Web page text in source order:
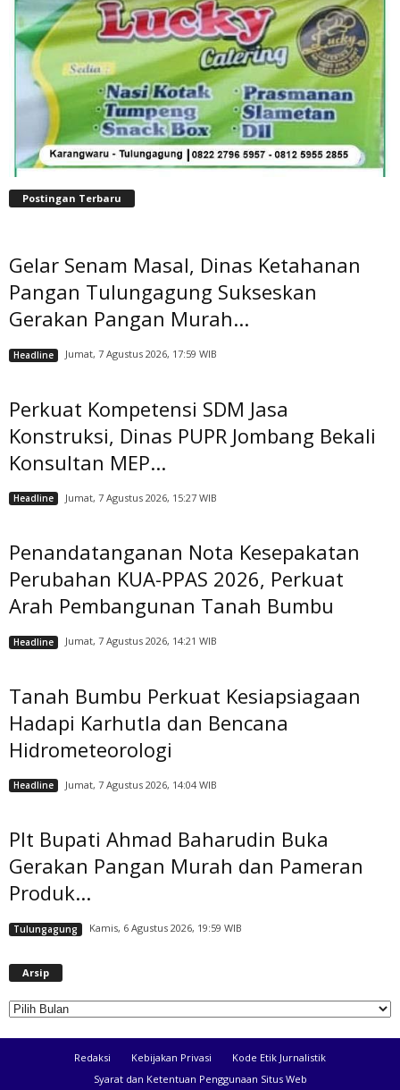
Postingan Terbaru
Gelar Senam Masal, Dinas Ketahanan
Pangan Tulungagung Sukseskan
Gerakan Pangan Murah...
Headline Jumat, 7 Agustus 2026, 17:59 WIB
Perkuat Kompetensi SDM Jasa
Konstruksi, Dinas PUPR Jombang Bekali
Konsultan MEP...
Headline Jumat, 7 Agustus 2026, 15:27 WIB
Penandatanganan Nota Kesepakatan
Perubahan KUA-PPAS 2026, Perkuat
Arah Pembangunan Tanah Bumbu
Headline Jumat, 7 Agustus 2026, 14:21 WIB
Tanah Bumbu Perkuat Kesiapsiagaan
Hadapi Karhutla dan Bencana
Hidrometeorologi
Headline Jumat, 7 Agustus 2026, 14:04 WIB
Plt Bupati Ahmad Baharudin Buka
Gerakan Pangan Murah dan Pameran
Produk...
Tulungagung Kamis, 6 Agustus 2026, 19:59 WIB
Arsip
Redaksi Kebijakan Privasi
Kode Etik Jurnalistik
Syarat dan Ketentuan Penggunaan Situs Web